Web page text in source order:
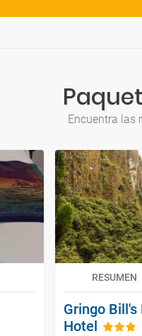
Encuentra las
RESUMEN
Gringo Bill's
Hotel